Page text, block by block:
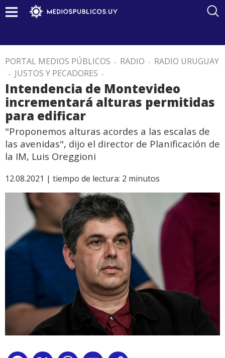
PORTAL MEDIOS PÚBLICOS . RADIO . RADIO URUGUAY
. JUSTOS Y PECADORES .
Intendencia de Montevideo
incrementará alturas permitidas
para edificar
"Proponemos alturas acordes a las escalas de
las avenidas", dijo el director de Planificación de
la IM, Luis Oreggioni
12.08.2021 | tiempo de lectura: 2 minutos